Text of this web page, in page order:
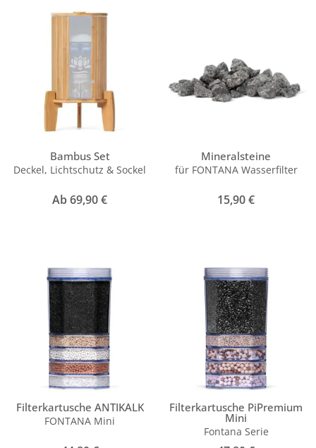
Bambus Set
Deckel, Lichtschutz & Sockel
Ab69,90€
Mineralsteine
für FONTANA Wasserfilter
15,90€
Filterkartusche ANTIKALK
FONTANA Mini
Filterkartusche PiPremium
Mini
Fontana Serie